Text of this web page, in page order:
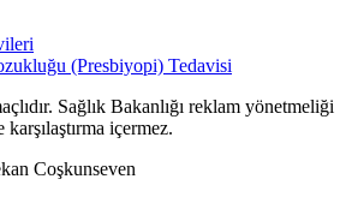
(Presbiyopi) Tedavisi
Sağlık Bakanlığı reklam yönetmeliği
içermez.
Coşkunseven